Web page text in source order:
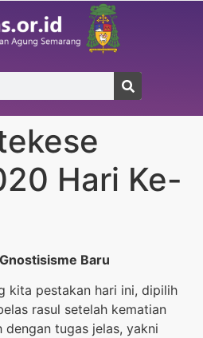
Hari Ke-
Baru
kita pestakan hari ini, dipilih
rasul setelah kematian
tugas jelas, yakni